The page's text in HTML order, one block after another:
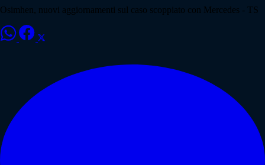
Osimhen, nuovi aggiornamenti sul caso scoppiato con Mercedes - TS